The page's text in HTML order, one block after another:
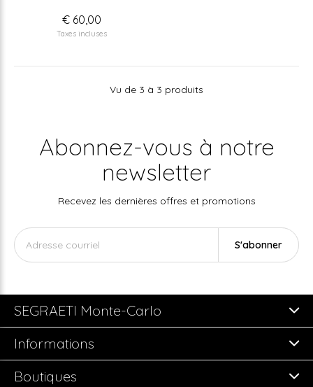
€ 60,00
Taxes incluses
Vu de 3 à 3 produits
Abonnez-vous à notre
newsletter
Recevez les dernières offres et promotions
S'abonner
SEGRAETI Monte-Carlo
Informations
Boutiques